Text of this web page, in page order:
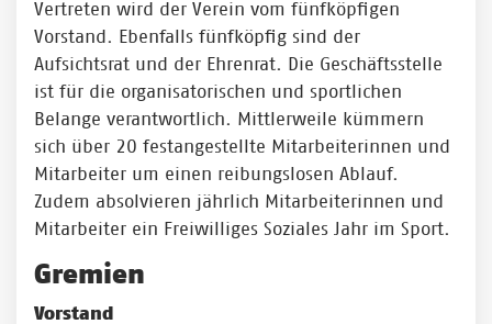
Vertreten wird der Verein vom fünfköpfigen
Vorstand. Ebenfalls fünfköpfig sind der
Aufsichtsrat und der Ehrenrat. Die Geschäftsstelle
ist für die organisatorischen und sportlichen
Belange verantwortlich. Mittlerweile kümmern
sich über 20 festangestellte Mitarbeiterinnen und
Mitarbeiter um einen reibungslosen Ablauf.
Zudem absolvieren jährlich Mitarbeiterinnen und
Mitarbeiter ein Freiwilliges Soziales Jahr im Sport.
Gremien
Vorstand